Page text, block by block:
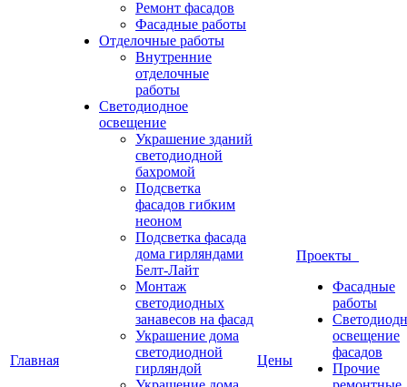
Главная
Ремонт фасадов
Фасадные работы
Отделочные работы
Внутренние
отделочные
работы
Светодиодное
освещение
Украшение зданий
светодиодной
бахромой
Подсветка
фасадов гибким
неоном
Подсветка фасада
дома гирляндами
Белт-Лайт
Монтаж
светодиодных
занавесов на фасад
Украшение дома
светодиодной
гирляндой
Цены
Проекты
Фасадные
работы
освещение
фасадов
Прочие